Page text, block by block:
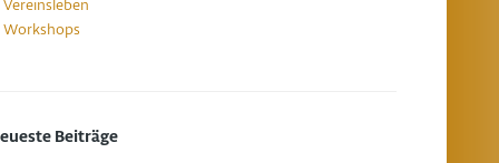
Vereinsleben
Workshops
Beiträge